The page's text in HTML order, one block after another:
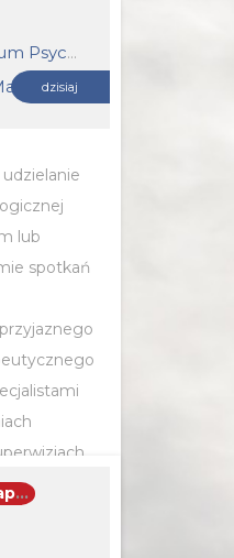
Firma: Centrum Psychoterapii i Coachingu Synergia
dzisiaj
lub
spotkań
Psycholog / Terapeuta indywidualny